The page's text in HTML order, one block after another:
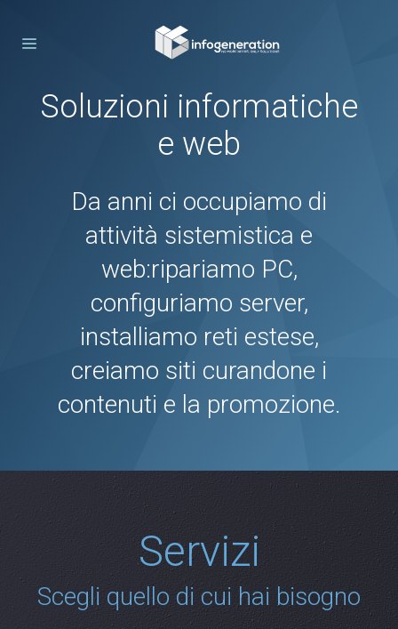
Soluzioni informatiche
e web
Da anni ci occupiamo di
attività sistemistica e
web:ripariamo PC,
configuriamo server,
installiamo reti estese,
creiamo siti curandone i
contenuti e la promozione.
Servizi
Scegli quello di cui hai bisogno